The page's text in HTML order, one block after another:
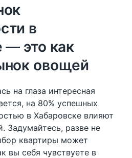
в
— это как
овощей
на глаза интересная
на 80% успешных
в Хабаровске влияют
Задумайтесь, разве не
квартиры может
вы себя чувствуете в